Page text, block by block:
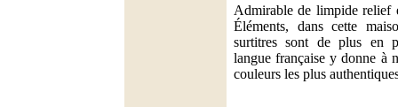
Admirable de limpide
Éléments, dans cette
surtitres sont de plus en
langue française y donne à
couleurs les plus